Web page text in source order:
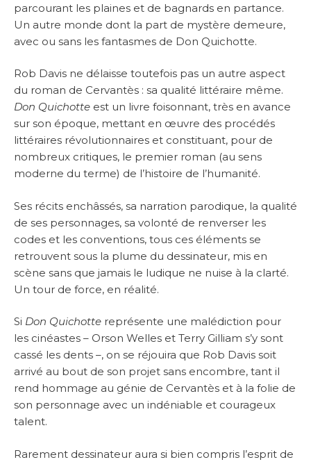
parcourant les plaines et de bagnards en partance.
Un autre monde dont la part de mystère demeure,
avec ou sans les fantasmes de Don Quichotte.
Rob Davis ne délaisse toutefois pas un autre aspect
du roman de Cervantès : sa qualité littéraire même.
Don Quichotte est un livre foisonnant, très en avance
sur son époque, mettant en œuvre des procédés
littéraires révolutionnaires et constituant, pour de
nombreux critiques, le premier roman (au sens
moderne du terme) de l’histoire de l’humanité.
Ses récits enchâssés, sa narration parodique, la qualité
de ses personnages, sa volonté de renverser les
codes et les conventions, tous ces éléments se
retrouvent sous la plume du dessinateur, mis en
scène sans que jamais le ludique ne nuise à la clarté.
Un tour de force, en réalité.
Si Don Quichotte représente une malédiction pour
les cinéastes – Orson Welles et Terry Gilliam s’y sont
cassé les dents –, on se réjouira que Rob Davis soit
arrivé au bout de son projet sans encombre, tant il
rend hommage au génie de Cervantès et à la folie de
son personnage avec un indéniable et courageux
talent.
Rarement dessinateur aura si bien compris l’esprit de